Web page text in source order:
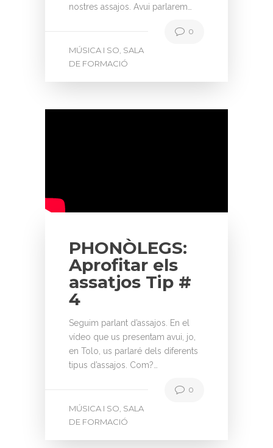
nostres assajos. Avui parlarem…
MÚSICA I SO SALA
DE FORMACIÓ
0
PHONÒLEGS:
Aprofitar els
assatjos Tip #
4
Seguim parlant d’assajos. En el
vídeo que us presentam avui, jo,
en Tolo, us parlaré dels diferents
tipus d’assajos. Com?…
MÚSICA I SO SALA
DE FORMACIÓ
0